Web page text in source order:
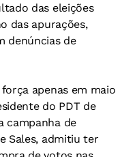
das eleições
das apurações,
denúncias de
apenas em maio
do PDT de
campanha de
Sales, admitiu ter